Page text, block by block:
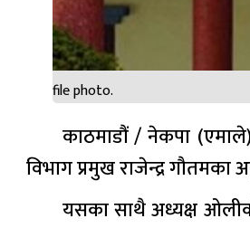
file photo.
काठमाडौं / नेकपा
विभाग प्रमुख राजेन्द्र
यसका साथै अध्यक्ष